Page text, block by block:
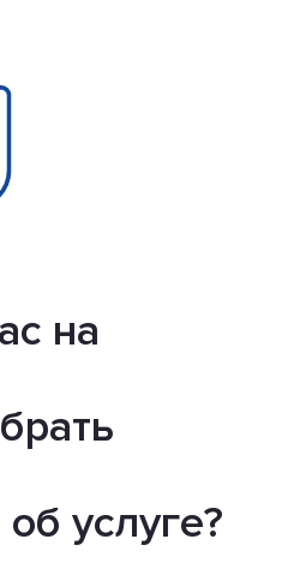
на
услуге?